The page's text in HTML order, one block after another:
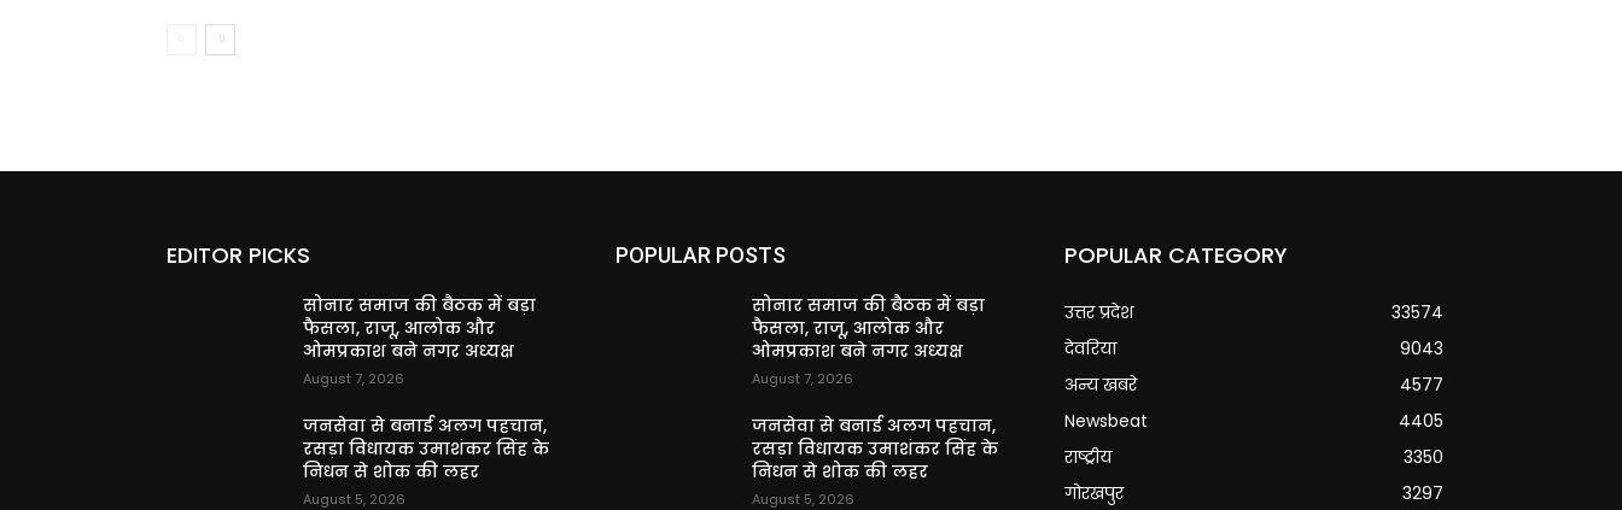
EDITOR PICKS
सोनार समाज की बैठक में बड़ा
फैसला, राजू, आलोक और
ओमप्रकाश बने नगर अध्यक्ष
August 7, 2026
जनसेवा से बनाई अलग पहचान,
रसड़ा विधायक उमाशंकर सिंह के
निधन से शोक की लहर
August 5, 2026
POPULAR POSTS
सोनार समाज की बैठक में बड़ा
फैसला, राजू, आलोक और
ओमप्रकाश बने नगर अध्यक्ष
August 7, 2026
जनसेवा से बनाई अलग पहचान,
रसड़ा विधायक उमाशंकर सिंह के
निधन से शोक की लहर
August 5, 2026
POPULAR CATEGORY
उत्तर प्रदेश
33574
देवरिया
9043
अन्य खबरे
4577
Newsbeat
4405
राष्ट्रीय
3350
गोरखपुर
3297